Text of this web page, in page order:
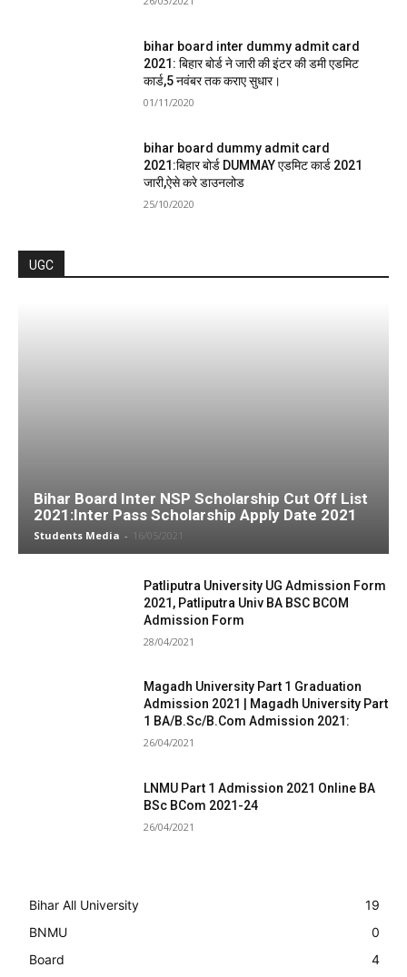
bihar board inter dummy admit card
2021: बिहार बोर्ड ने जारी की इंटर की डमी एडमिट
कार्ड,5 नवंबर तक कराए सुधार।
01/11/2020
bihar board dummy admit card
2021:बिहार बोर्ड DUMMAY एडमिट कार्ड 2021
जारी,ऐसे करे डाउनलोड
25/10/2020
UGC
Bihar Board Inter NSP Scholarship Cut Off List
2021:Inter Pass Scholarship Apply Date 2021
Students Media - 16/05/2021
Patliputra University UG Admission Form
2021, Patliputra Univ BA BSC BCOM
Admission Form
28/04/2021
Magadh University Part 1 Graduation
Admission 2021 | Magadh University Part
1 BA/B.Sc/B.Com Admission 2021:
26/04/2021
LNMU Part 1 Admission 2021 Online BA
BSc BCom 2021-24
26/04/2021
Bihar All University
19
BNMU
0
Board
4